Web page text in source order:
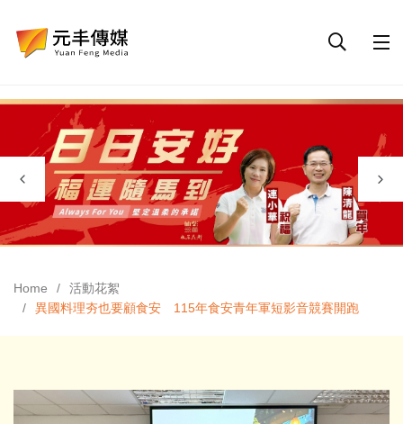
Home
活動花絮
異國料理夯也要顧食安 115年食安青年軍短影音競賽開跑